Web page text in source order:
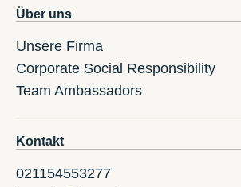
Über uns
Unsere Firma
Corporate Social Responsibility
Team Ambassadors
Kontakt
021154553277